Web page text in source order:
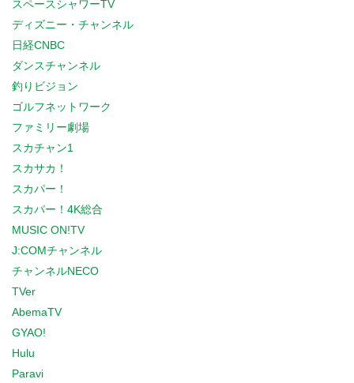
スペースシャワーTV
ディズニー・チャンネル
日経CNBC
ダンスチャンネル
釣りビジョン
ゴルフネットワーク
ファミリー劇場
スカチャン1
スカサカ！
スカパー！
スカパー！4K総合
MUSIC ON!TV
J:COMチャンネル
チャンネルNECO
TVer
AbemaTV
GYAO!
Hulu
Paravi